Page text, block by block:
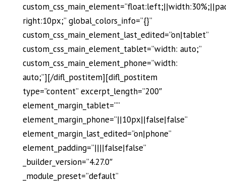
right:10px;” global_colors_info=”{}”
custom_css_main_element_last_edited=”on|tablet”
custom_css_main_element_tablet=”width: auto;”
custom_css_main_element_phone=”width:
auto;”][/difl_postitem][difl_postitem
type=”content” excerpt_length=”200″
element_margin_tablet=””
element_margin_phone=”||10px||false|false”
element_margin_last_edited=”on|phone”
element_padding=”||||false|false”
_builder_version=”4.27.0″
_module_preset=”default”